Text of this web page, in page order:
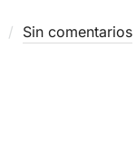
Sin comentarios